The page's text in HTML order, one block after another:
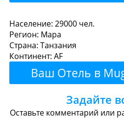
Mugumu - Где
Рестораны Кафе
Булочные
Торговые
Население: 29000 чел.
Регион: Мара
Страна: Танзания
Континент: AF
Ваш Отель в
Задайте
Оставьте комментарий или